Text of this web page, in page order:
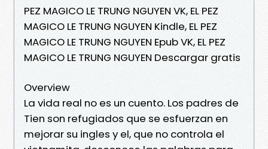
PEZ MAGICO LE TRUNG NGUYEN VK, EL PEZ
MAGICO LE TRUNG NGUYEN Kindle, EL PEZ
MAGICO LE TRUNG NGUYEN Epub VK, EL PEZ
MAGICO LE TRUNG NGUYEN Descargar gratis
Overview
La vida real no es un cuento. Los padres de
Tien son refugiados que se esfuerzan en
mejorar su ingles y el, que no controla el